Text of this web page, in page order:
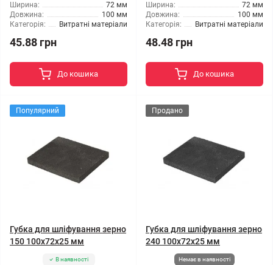
Ширина:
72 мм
Довжина:
100 мм
Категорія:
Витратні матеріали
45.88 грн
До кошика
Ширина:
72 мм
Довжина:
100 мм
Категорія:
Витратні матеріали
48.48 грн
До кошика
Популярний
Губка для шліфування зерно
150 100x72x25 мм
В наявності
Продано
Губка для шліфування зерно
240 100x72x25 мм
Немає в наявності